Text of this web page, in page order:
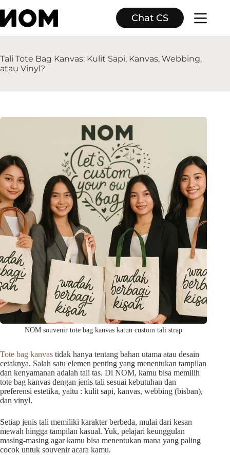
to
content
Chat CS
Tali Tote Bag Kanvas: Kulit Sapi, Kanvas, Webbing,
atau Vinyl?
NOM souvenir tote bag kanvas katun custom tali strap
Tote bag kanvas tidak hanya tentang bahan utama atau desain
cetaknya. Salah satu elemen penting yang menentukan tampilan
dan kenyamanan adalah tali tas. Di NOM, kamu bisa memilih
tote bag kanvas dengan jenis tali sesuai kebutuhan dan
preferensi estetika, yaitu : kulit sapi, kanvas, webbing (bisban),
dan vinyl.
Setiap jenis tali memiliki karakter berbeda, mulai dari kesan
mewah hingga tampilan kasual. Yuk, pelajari keunggulan
masing-masing agar kamu bisa menentukan mana yang paling
cocok untuk souvenir acara kamu.